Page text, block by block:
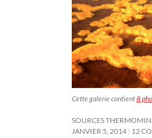
Cette galerie contient8
SOURCES
JANVIER 5, 2014 12